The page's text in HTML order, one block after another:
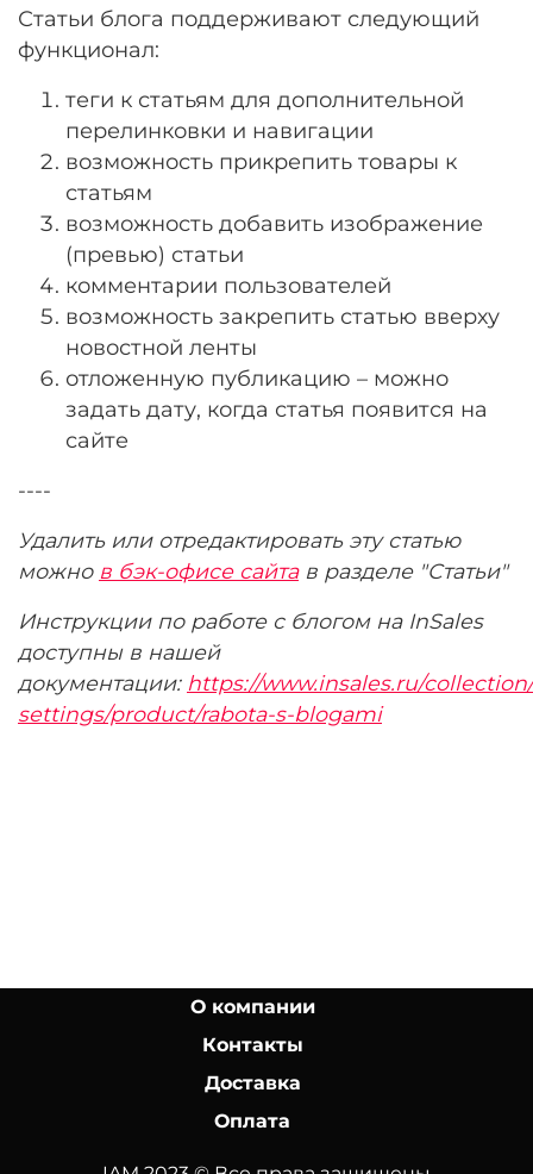
Статьи блога поддерживают следующий
функционал:
теги к статьям для дополнительной
перелинковки и навигации
возможность прикрепить товары к
статьям
возможность добавить изображение
(превью) статьи
комментарии пользователей
возможность закрепить статью вверху
новостной ленты
отложенную публикацию – можно
задать дату, когда статья появится на
сайте
----
Удалить или отредактировать эту статью
можно в бэк-офисе сайтав разделе "Статьи"
Инструкции по работе с блогом на InSales
доступны в нашей
документации: https://www.insales.ru/
settings/product/rabota-s-blogami
О компании
Контакты
Доставка
Оплата